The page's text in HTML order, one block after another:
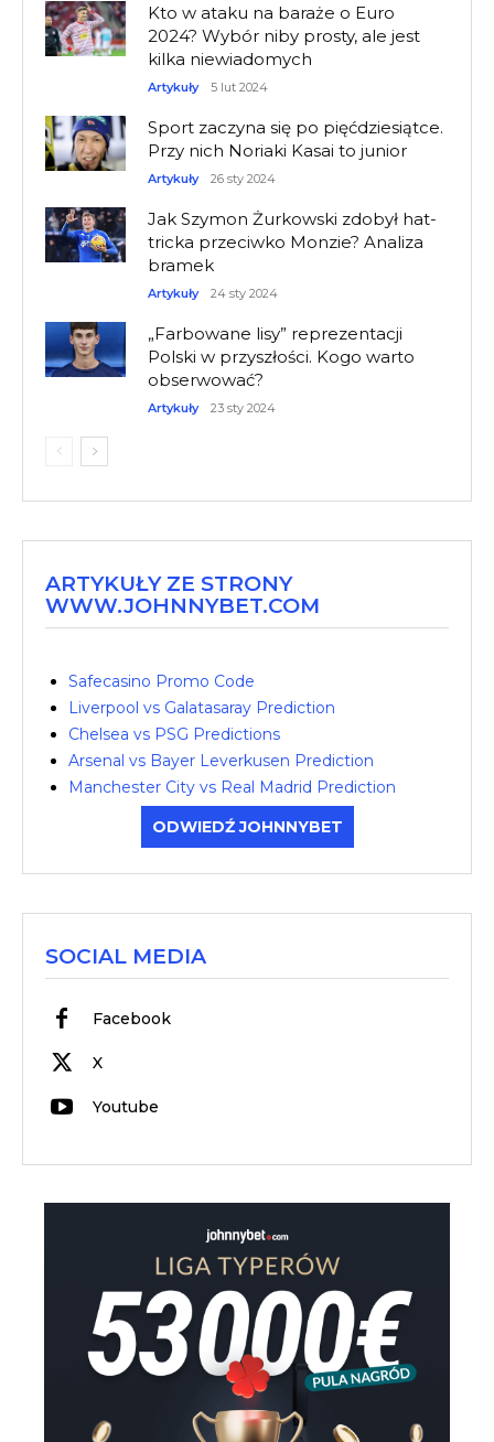
Kto w ataku na baraże o Euro
2024? Wybór niby prosty, ale jest
kilka niewiadomych
Artykuły 5 lut 2024
Sport zaczyna się po pięćdziesiątce.
Przy nich Noriaki Kasai to junior
Artykuły 26 sty 2024
Jak Szymon Żurkowski zdobył hat-
tricka przeciwko Monzie? Analiza
bramek
Artykuły 24 sty 2024
„Farbowane lisy” reprezentacji
Polski w przyszłości. Kogo warto
obserwować?
Artykuły 23 sty 2024
ARTYKUŁY ZE STRONY
WWW.JOHNNYBET.COM
Safecasino Promo Code
Liverpool vs Galatasaray Prediction
Chelsea vs PSG Predictions
Arsenal vs Bayer Leverkusen Prediction
Manchester City vs Real Madrid Prediction
ODWIEDŹ JOHNNYBET
SOCIAL MEDIA
Facebook
X
Youtube